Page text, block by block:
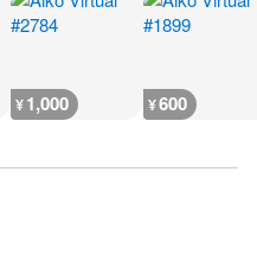
¥1,000 ¥600